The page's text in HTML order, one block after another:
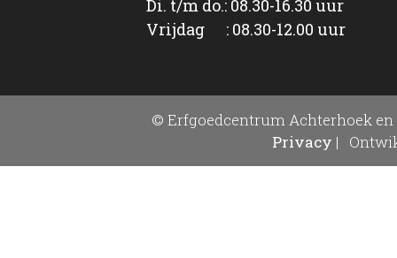
Di. t/m do.: 08.30-16.30 uur
Vrijdag : 08.30-12.00 uur
© Erfgoedcentrum Achterhoek en
Privacy |